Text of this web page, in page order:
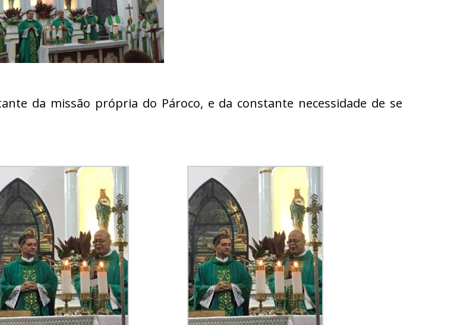
da missão própria do Pároco, e da constante necessidade de se